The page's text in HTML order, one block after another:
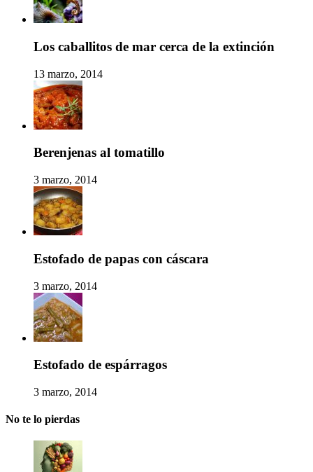
Los caballitos de mar cerca de la extinción
13 marzo, 2014
Berenjenas al tomatillo
3 marzo, 2014
Estofado de papas con cáscara
3 marzo, 2014
Estofado de espárragos
3 marzo, 2014
No te lo pierdas